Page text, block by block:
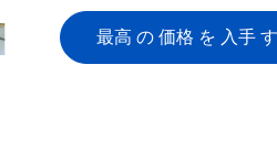
最高 の 価格 を 入手